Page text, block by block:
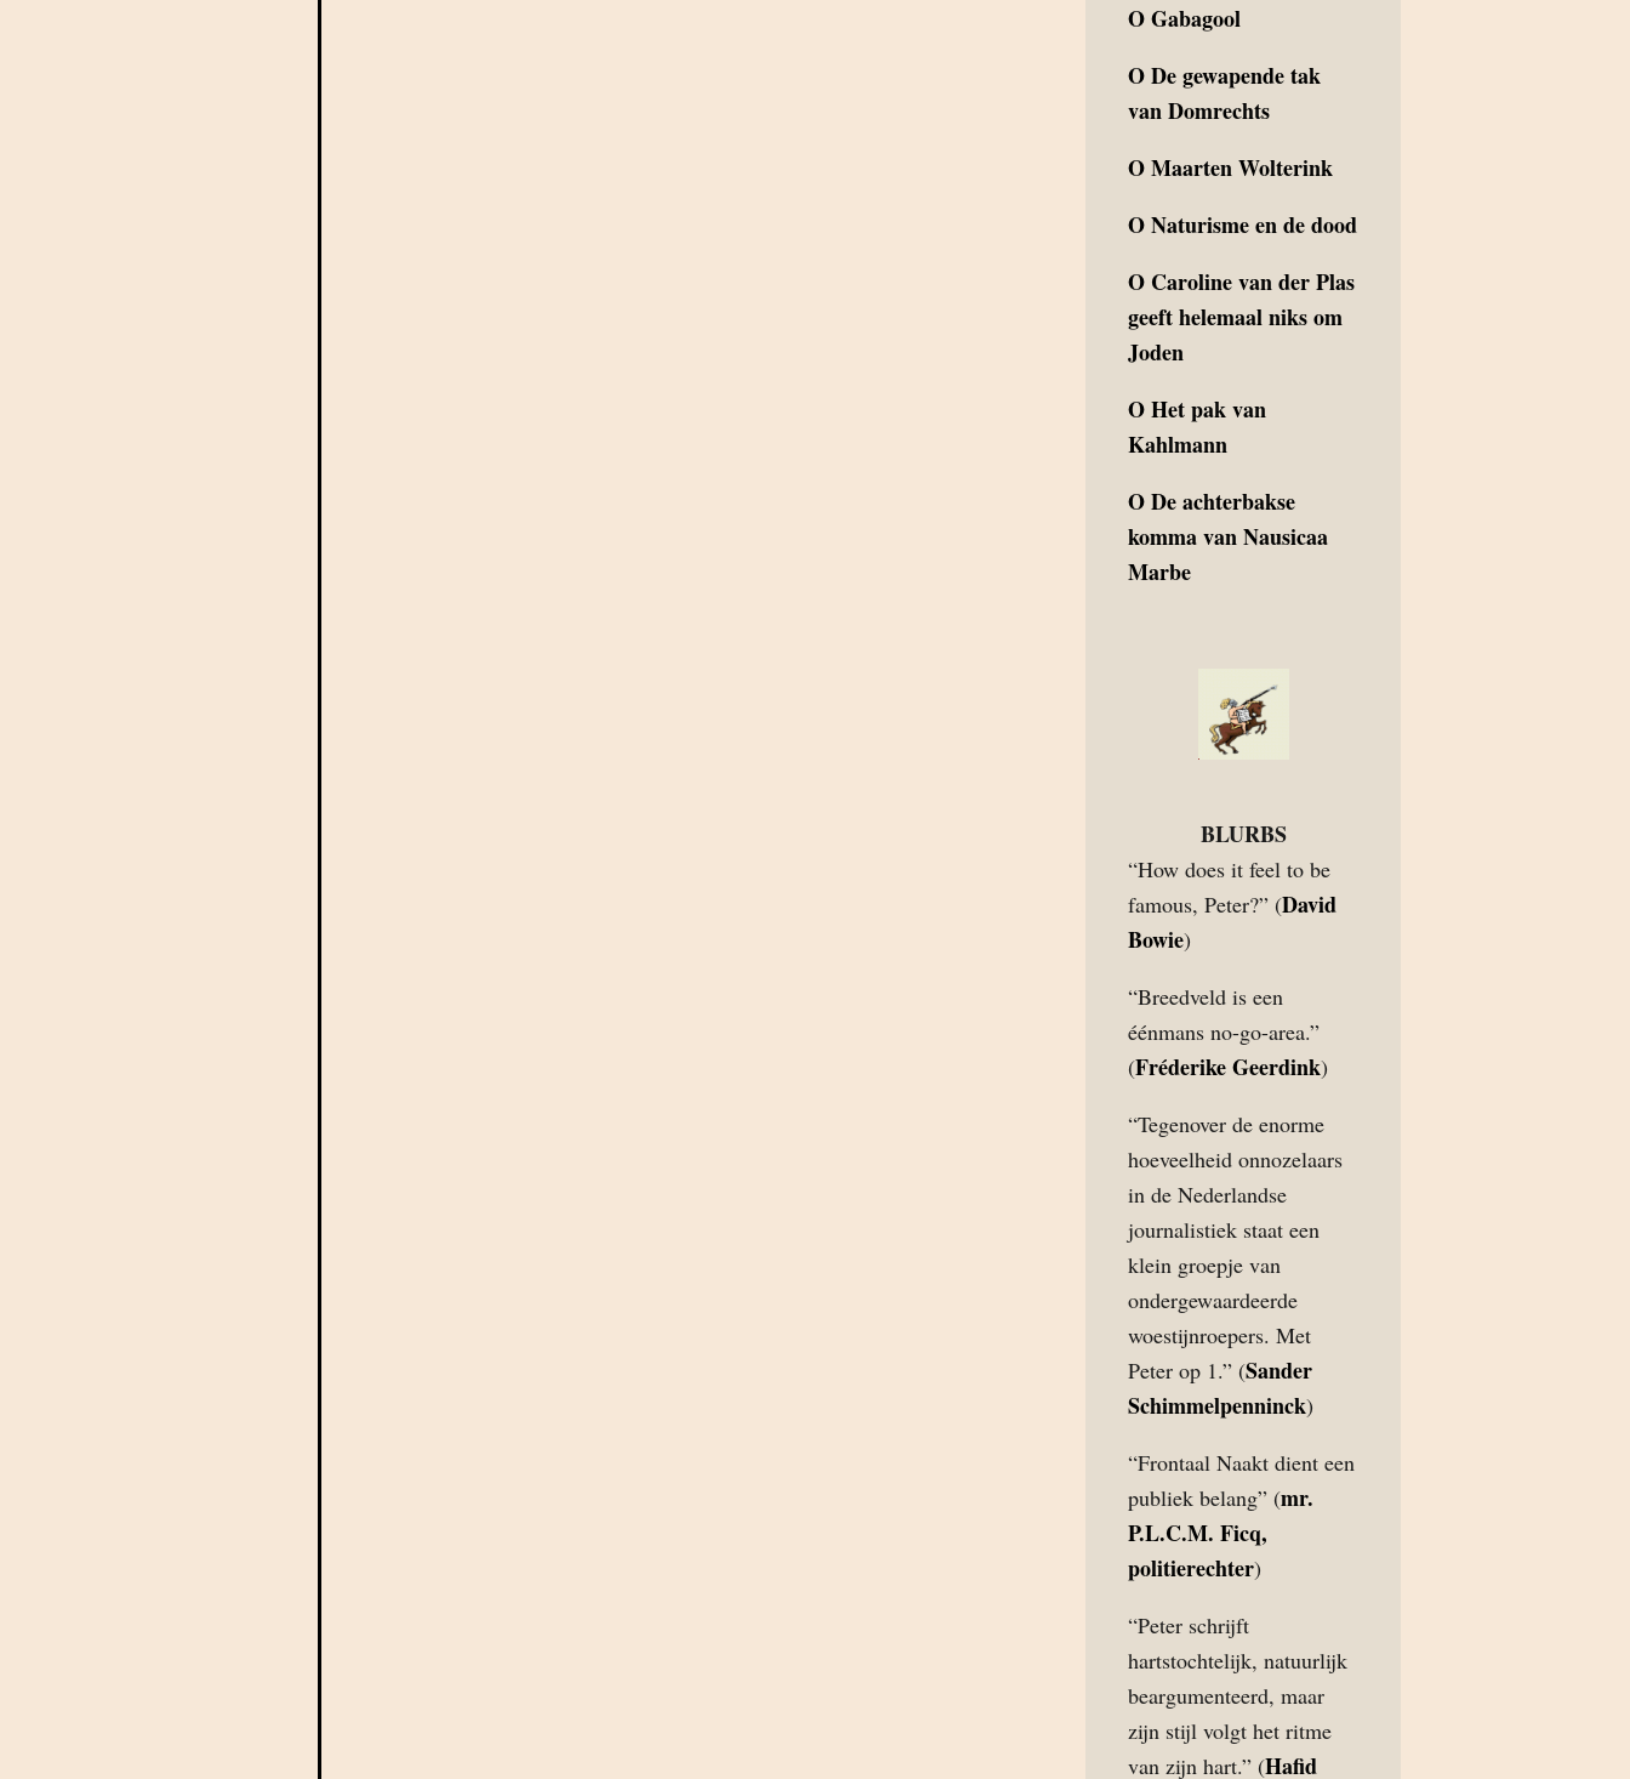
OGabagool
ODe gewapende tak
van Domrechts
OMaarten Wolterink
ONaturisme en de dood
O Caroline van der Plas
geeft helemaal niks om
Joden
OHet pak van
Kahlmann
ODe achterbakse
komma van Nausicaa
Marbe
BLURBS
“How does it feel to be
famous, Peter?” (David
Bowie)
“Breedveld is een
éénmans no-go-area.”
(Fréderike Geerdink)
“Tegenover de enorme
hoeveelheid onnozelaars
in de Nederlandse
journalistiek staat een
klein groepje van
ondergewaardeerde
woestijnroepers. Met
Peter op 1.” (Sander
Schimmelpenninck)
“Frontaal Naakt dient een
publiek belang” (mr.
P.L.C.M. Ficq,
politierechter)
“Peter schrijft
hartstochtelijk, natuurlijk
beargumenteerd, maar
zijn stijl volgt het ritme
van zijn hart.” (Hafid